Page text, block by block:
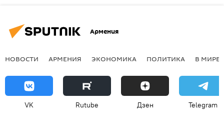
Армения
НОВОСТИ АРМЕНИЯ ЭКОНОМИКА ПОЛИТИКА В МИРЕ
VK Rutube Дзен Telegram